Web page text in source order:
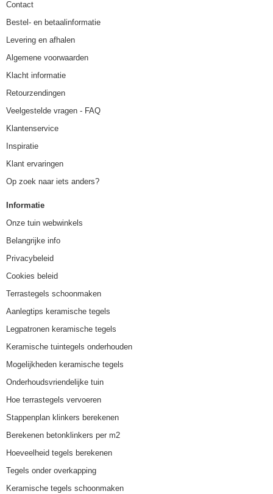
Contact
Bestel- en betaalinformatie
Levering en afhalen
Algemene voorwaarden
Klacht informatie
Retourzendingen
Veelgestelde vragen - FAQ
Klantenservice
Inspiratie
Klant ervaringen
Op zoek naar iets anders?
Informatie
Onze tuin webwinkels
Belangrijke info
Privacybeleid
Cookies beleid
Terrastegels schoonmaken
Aanlegtips keramische tegels
Legpatronen keramische tegels
Keramische tuintegels onderhouden
Mogelijkheden keramische tegels
Onderhoudsvriendelijke tuin
Hoe terrastegels vervoeren
Stappenplan klinkers berekenen
Berekenen betonklinkers per m2
Hoeveelheid tegels berekenen
Tegels onder overkapping
Keramische tegels schoonmaken